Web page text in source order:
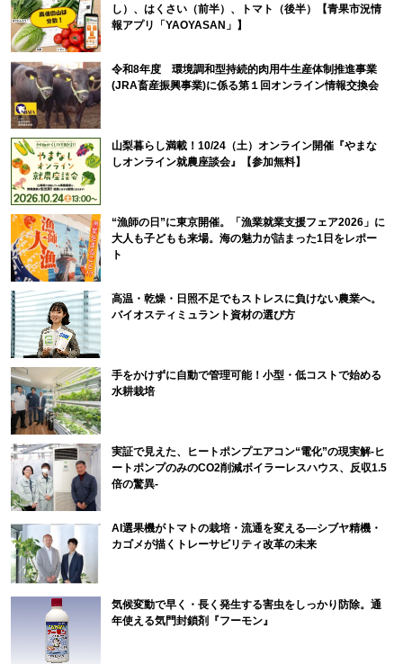
し）、はくさい（前半）、トマト（後半）【青果市況情
報アプリ「YAOYASAN」】
令和8年度 環境調和型持続的肉用牛生産体制推進事業
(JRA畜産振興事業)に係る第１回オンライン情報交換会
山梨暮らし満載！10/24（土）オンライン開催『やまな
しオンライン就農座談会』【参加無料】
“漁師の日”に東京開催。「漁業就業支援フェア2026」に
大人も子どもも来場。海の魅力が詰まった1日をレポー
ト
高温・乾燥・日照不足でもストレスに負けない農業へ。
バイオスティミュラント資材の選び方
手をかけずに自動で管理可能！小型・低コストで始める
水耕栽培
実証で見えた、ヒートポンプエアコン“電化”の現実解-ヒ
ートポンプのみのCO2削減ボイラーレスハウス、反収1.5
倍の驚異-
AI選果機がトマトの栽培・流通を変える―シブヤ精機・
カゴメが描くトレーサビリティ改革の未来
気候変動で早く・長く発生する害虫をしっかり防除。通
年使える気門封鎖剤『フーモン』